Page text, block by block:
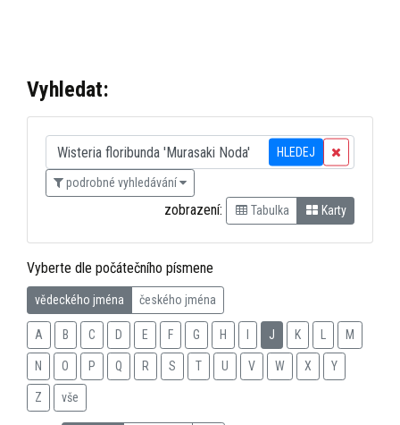
Vyhledat:
HLEDEJ
podrobné vyhledávání
zobrazení: Tabulka Karty
Vyberte dle počátečního písmene
vědeckého jména českého jména
A B C D E F G H J K M
N O P Q R S T U V W X Y
Z vše